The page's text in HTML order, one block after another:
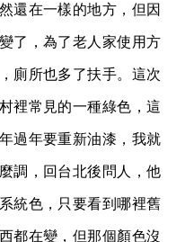
還在一樣的地方，但因
了，為了老人家使用方
廁所也多了扶手。這次
裡常見的一種綠色，這
過年要重新油漆，我就
調，回台北後問人，他
統色，只要看到哪裡舊
都在變，但那個顏色沒